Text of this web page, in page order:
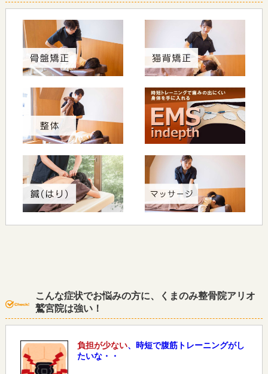
こんな症状でお悩みの方に、くまのみ整骨院アリオ
鷲宮院は強い！
負担が少ない、時短で腹筋トレーニングがし
たいな・・